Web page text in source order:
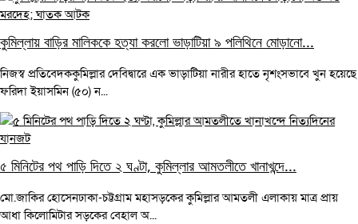
কুমিল্লায় বাড়ির মালিককে হত্যা করলো ভাড়াটিয়া ৯ পলিথিনে মোড়ানো...
নিজস্ব প্রতিবেদককুমিল্লার দেবিদ্বারে এক ভাড়াটিয়া নারীর হাতে নৃশংসভাবে খুন হয়েছে
ফরিদা ইয়াসমিন (৫০) ন...
৫ মিনিটের পথ পাড়ি দিতে ২ ঘণ্টা, কুমিল্লার আমতলীতে খানাখন্দে...
মো.জাকির হোসেনঢাকা-চট্টগ্রাম মহাসড়কের কুমিল্লার আমতলী এলাকায় মাত্র প্রায়
আধা কিলোমিটার সড়কের বেহাল অ...